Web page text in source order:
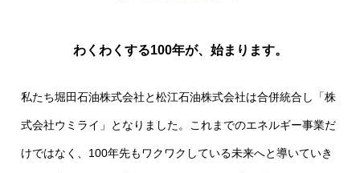
わくわくする100年が、始まります。
私たち堀田石油株式会社と松江石油株式会社は合併統合し「株
式会社ウミライ」となりました。これまでのエネルギー事業だ
けではなく、100年先もワクワクしている未来へと導いていき